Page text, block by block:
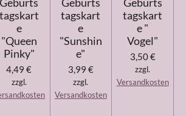
tagskart
e
"Queen
Pinky"
4,49 €
zzgl.
tagskart
e
"Sunshin
e"
3,99 €
zzgl.
Versandkosten
tagskart
e "
Vogel"
3,50 €
zzgl.
Versandkosten